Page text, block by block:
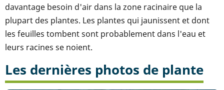
davantage besoin d'air dans la zone racinaire que la
plupart des plantes. Les plantes qui jaunissent et dont
les feuilles tombent sont probablement dans l'eau et
leurs racines se noient.
Les dernières photos de plante